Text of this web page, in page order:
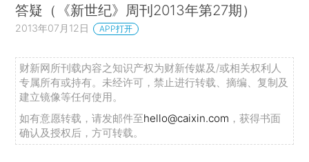
答疑（《新世纪》周刊2013年第27期）
2013年07月12日 APP打开
财新网所刊载内容之知识产权为财新传媒及/或相关权利人
专属所有或持有。未经许可，禁止进行转载、摘编、复制及
建立镜像等任何使用。
如有意愿转载，请发邮件至hello@caixin.com ，获得书面
确认及授权后，方可转载。